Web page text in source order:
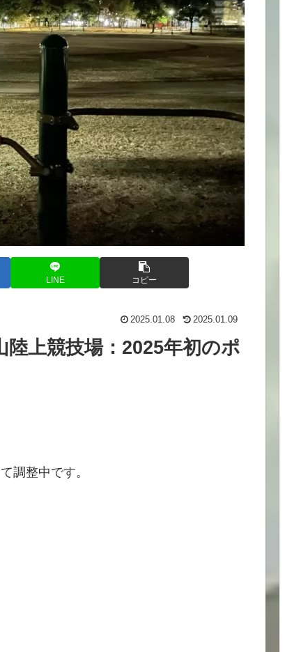
LINE コピー
2025.01.08 2025.01.09
上競技場：2025年初のポ
調整中です。